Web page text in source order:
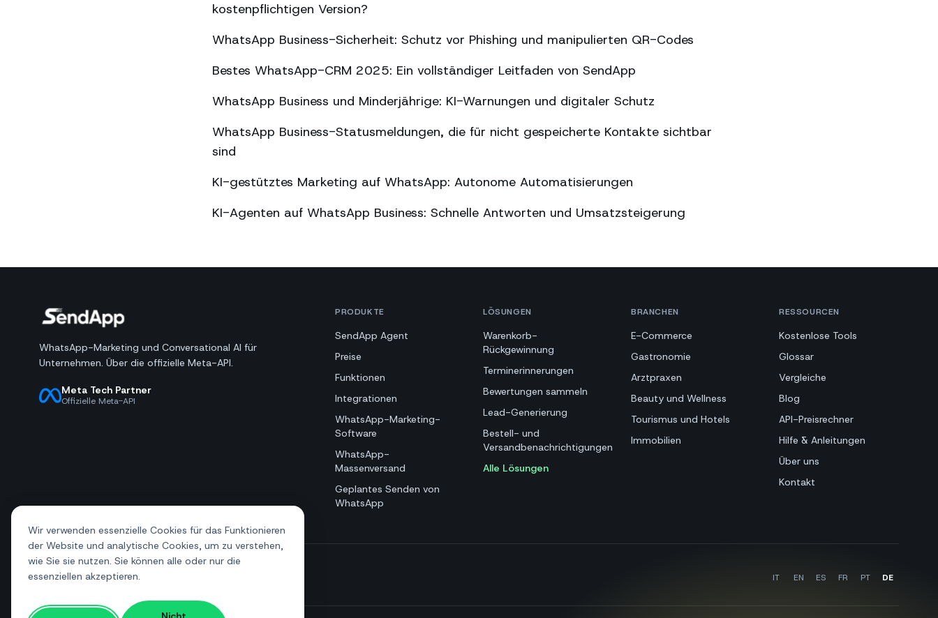
Wir verwenden essenzielle Cookies für das Funktionieren
der Website und analytische Cookies, um zu verstehen,
wie Sie sie nutzen. Sie können alle oder nur die
essenziellen akzeptieren.
kostenpflichtigen Version?
WhatsApp Business-Sicherheit: Schutz vor Phishing und manipulierten QR-Codes
Bestes WhatsApp-CRM 2025: Ein vollständiger Leitfaden von SendApp
WhatsApp Business und Minderjährige: KI-Warnungen und digitaler Schutz
WhatsApp Business-Statusmeldungen, die für nicht gespeicherte Kontakte sichtbar
sind
KI-gestütztes Marketing auf WhatsApp: Autonome Automatisierungen
KI-Agenten auf WhatsApp Business: Schnelle Antworten und Umsatzsteigerung
WhatsApp-Marketing und Conversational AI für
Unternehmen. Über die offizielle Meta-API.
Meta Tech Partner
Offizielle Meta-API
PRODUKTE
SendApp Agent
Preise
Funktionen
Integrationen
WhatsApp-Marketing-
Software
WhatsApp-
Massenversand
Geplantes Senden von
WhatsApp
LÖSUNGEN
Warenkorb-
Rückgewinnung
Terminerinnerungen
Bewertungen sammeln
Lead-Generierung
Bestell- und
Versandbenachrichtigungen
Alle Lösungen
BRANCHEN
E-Commerce
Gastronomie
Arztpraxen
Beauty und Wellness
Tourismus und Hotels
Immobilien
RESSOURCEN
Kostenlose Tools
Glossar
Vergleiche
Blog
API-Preisrechner
Hilfe & Anleitungen
Über uns
Kontakt
+39 081 544 7792 IT EN ES FR PT DE